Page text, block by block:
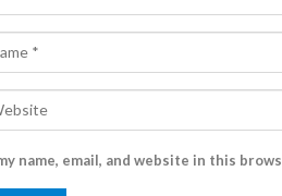
name, email, and website in this